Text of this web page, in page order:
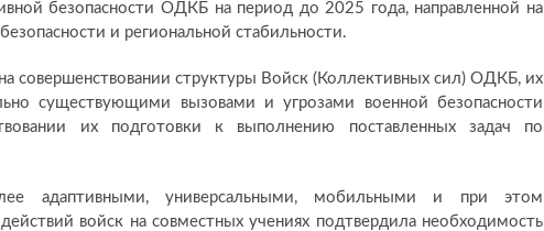
безопасности ОДКБ на период до 2025 года, направленной на
и региональной стабильности.
совершенствовании структуры Войск (Коллективных сил) ОДКБ, их
существующими вызовами и угрозами военной безопасности
их подготовки к выполнению поставленных задач по
адаптивными, универсальными, мобильными и при этом
войск на совместных учениях подтвердила необходимость